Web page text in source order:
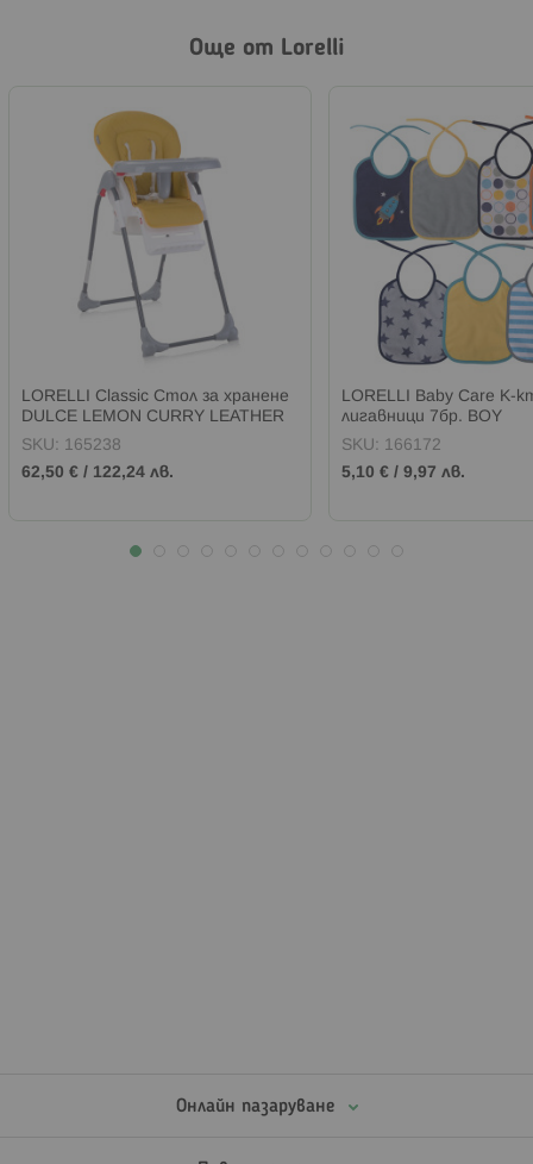
Още от Lorelli
LORELLI Classic Стол за хранене
DULCE LEMON CURRY LEATHER
SKU: 165238
62,50 € / 122,24 лв.
LORELLI Baby Care К-
лигавници 7бр. BOY
SKU: 166172
5,10 € / 9,97 лв.
Онлайн пазаруване